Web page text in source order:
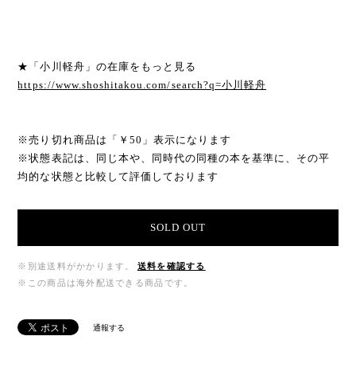
★「小川軽舟」の在庫をもっと見る
https://www.shoshitakou.com/search?q=小川軽舟
※売り切れ商品は「￥50」表示になります
※状態表記は、同じ本や、同時代の同種の本を基準に、その平
均的な状態と比較して評価しております
SOLD OUT
※別途送料がかかります。
送料を確認する
※この商品は海外配送できる商品です。
通報する